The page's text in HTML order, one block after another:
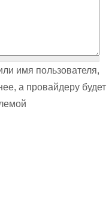
имя пользователя,
а провайдеру будет